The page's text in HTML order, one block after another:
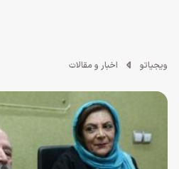
ویجیاتو اخبار و مقالات